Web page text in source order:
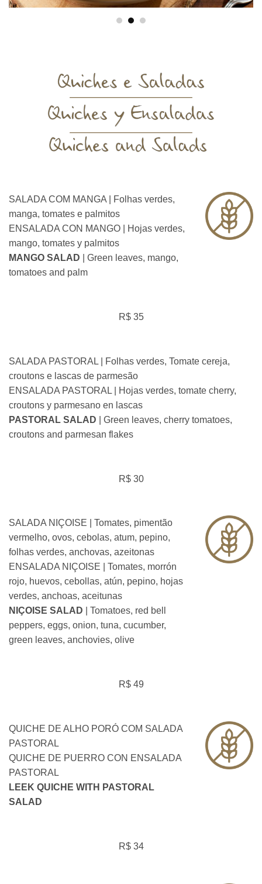
SALADA COM MANGA | Folhas verdes,
manga, tomates e palmitos
ENSALADA CON MANGO | Hojas verdes,
mango, tomates y palmitos
MANGO SALAD | Green leaves, mango,
tomatoes and palm
R$ 35
SALADA PASTORAL | Folhas verdes, Tomate cereja,
croutons e lascas de parmesão
ENSALADA PASTORAL | Hojas verdes, tomate cherry,
croutons y parmesano en lascas
PASTORAL SALAD | Green leaves, cherry tomatoes,
croutons and parmesan flakes
R$ 30
SALADA NIÇOISE | Tomates, pimentão
vermelho, ovos, cebolas, atum, pepino,
folhas verdes, anchovas, azeitonas
ENSALADA NIÇOISE | Tomates, morrón
rojo, huevos, cebollas, atún, pepino, hojas
verdes, anchoas, aceitunas
NIÇOISE SALAD | Tomatoes, red bell
peppers, eggs, onion, tuna, cucumber,
green leaves, anchovies, olive
R$ 49
QUICHE DE ALHO PORÓ COM SALADA
PASTORAL
QUICHE DE PUERRO CON ENSALADA
PASTORAL
LEEK QUICHE WITH PASTORAL
SALAD
R$ 34